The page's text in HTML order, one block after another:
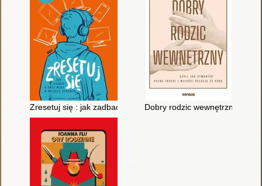
Zresetuj się : jak zadbać o swój mózg w świecie ekranów
Dobry rodzic wewnętrzny, czyli